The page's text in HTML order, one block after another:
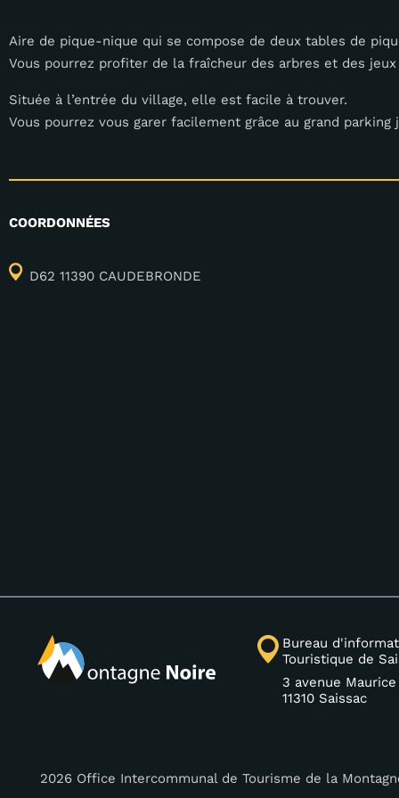
Aire de pique-nique qui se compose de deux tables de
Vous pourrez profiter de la fraîcheur des arbres et des
Située à l’entrée du village, elle est facile à trouver.
Vous pourrez vous garer facilement grâce au grand parking
COORDONNÉES
D62 11390 CAUDEBRONDE
Bureau
Touristique de
3 avenue
11310 Saissac
2026 Office Intercommunal de Tourisme de la